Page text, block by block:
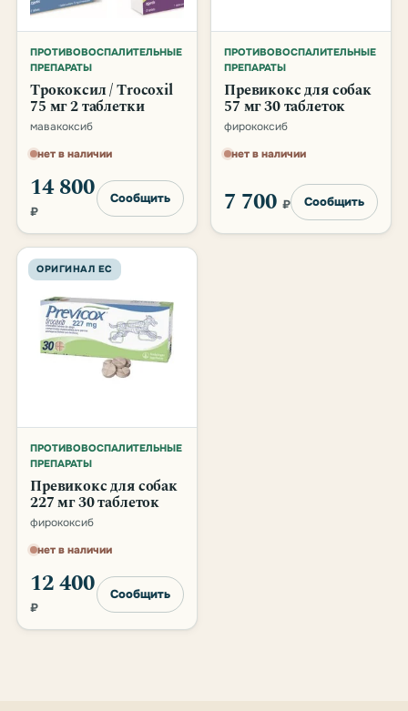
ПРОТИВОВОСПАЛИТЕЛЬНЫЕ
ПРЕПАРАТЫ
Трококсил / Trocoxil
75 мг 2 таблетки
мавакоксиб
нет в наличии
14 800
₽
Сообщить
ПРОТИВОВОСПАЛИТЕЛЬНЫЕ
ПРЕПАРАТЫ
Превикокс для собак
57 мг 30 таблеток
фирококсиб
нет в наличии
7 700 ₽ Сообщить
ОРИГИНАЛ ЕС
ПРОТИВОВОСПАЛИТЕЛЬНЫЕ
ПРЕПАРАТЫ
Превикокс для собак
227 мг 30 таблеток
фирококсиб
нет в наличии
12 400
₽
Сообщить